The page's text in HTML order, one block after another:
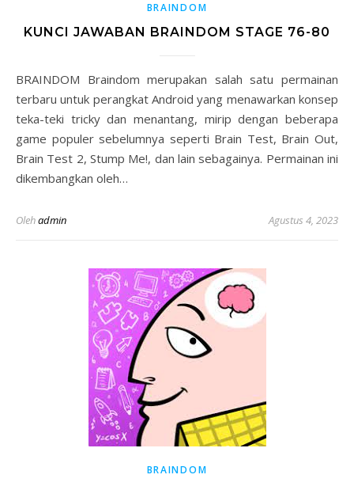
BRAINDOM
KUNCI JAWABAN BRAINDOM STAGE 76-80
BRAINDOM Braindom merupakan salah satu permainan
terbaru untuk perangkat Android yang menawarkan konsep
teka-teki tricky dan menantang, mirip dengan beberapa
game populer sebelumnya seperti Brain Test, Brain Out,
Brain Test 2, Stump Me!, dan lain sebagainya. Permainan ini
dikembangkan oleh…
Olehadmin Agustus 4, 2023
BRAINDOM